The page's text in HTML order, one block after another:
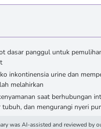
dasar panggul untuk
inkontinensia urine dan
melahirkan
saat berhubungan
tubuh, dan mengurangi nyeri
was AI-assisted and reviewed by